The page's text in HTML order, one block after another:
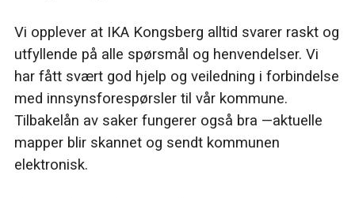
Vi opplever at IKA Kongsberg alltid svarer raskt og
utfyllende på alle spørsmål og henvendelser. Vi
har fått svært god hjelp og veiledning i forbindelse
med innsynsforespørsler til vår kommune.
Tilbakelån av saker fungerer også bra —aktuelle
mapper blir skannet og sendt kommunen
elektronisk.